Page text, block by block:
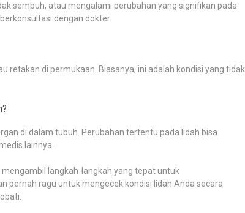
sembuh, atau mengalami perubahan yang signifikan pada
dengan dokter.
retakan di permukaan. Biasanya, ini adalah kondisi yang tidak
di dalam tubuh. Perubahan tertentu pada lidah bisa
lainnya.
langkah-langkah yang tepat untuk
pernah ragu untuk mengecek kondisi lidah Anda secara